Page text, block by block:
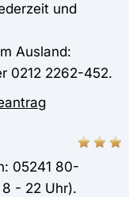
und
Ausland:
0212 2262-452.
05241 80-
- 22 Uhr).